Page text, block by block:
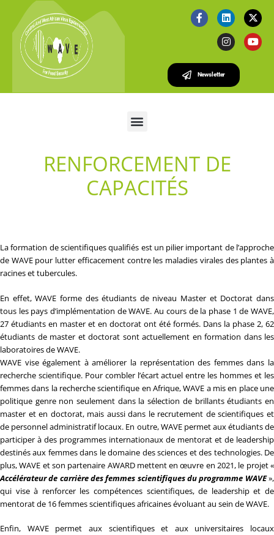
Newsletter
RENFORCEMENT DE
CAPACITÉS
La formation de scientifiques qualifiés est un pilier important de l’approche
de WAVE pour lutter efficacement contre les maladies virales des plantes à
racines et tubercules.
En effet, WAVE forme des étudiants de niveau Master et Doctorat dans
tous les pays d’implémentation de WAVE. Au cours de la phase 1 de WAVE,
27 étudiants en master et en doctorat ont été formés. Dans la phase 2, 62
étudiants de master et doctorat sont actuellement en formation dans les
laboratoires de WAVE.
WAVE vise également à améliorer la représentation des femmes dans la
recherche scientifique. Pour combler l’écart actuel entre les hommes et les
femmes dans la recherche scientifique en Afrique, WAVE a mis en place une
politique genre non seulement dans la sélection de brillants étudiants en
master et en doctorat, mais aussi dans le recrutement de scientifiques et
de personnel administratif locaux. En outre, WAVE permet aux étudiants de
participer à des programmes internationaux de mentorat et de leadership
destinés aux femmes dans le domaine des sciences et des technologies. De
plus, WAVE et son partenaire AWARD mettent en œuvre en 2021, le projet «
Accélérateur de carrière des femmes scientifiques du programme WAVE»,
qui vise à renforcer les compétences scientifiques, de leadership et de
mentorat de 16 femmes scientifiques africaines évoluant au sein de WAVE.
Enfin, WAVE permet aux scientifiques et aux universitaires locaux